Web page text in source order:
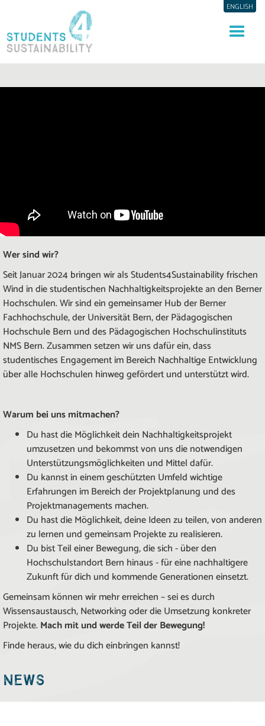
ENGLISH
Wer sind wir?
Seit Januar 2024 bringen wir als Students4Sustainability frischen
Wind in die studentischen Nachhaltigkeitsprojekte an den Berner
Hochschulen. Wir sind ein gemeinsamer Hub der Berner
Fachhochschule, der Universität Bern, der Pädagogischen
Hochschule Bern und des Pädagogischen Hochschulinstituts
NMS Bern. Zusammen setzen wir uns dafür ein, dass
studentisches Engagement im Bereich Nachhaltige Entwicklung
über alle Hochschulen hinweg gefördert und unterstützt wird.
Warum bei uns mitmachen?
Du hast die Möglichkeit dein Nachhaltigkeitsprojekt
umzusetzen und bekommst von uns die notwendigen
Unterstützungsmöglichkeiten und Mittel dafür.
Du kannst in einem geschützten Umfeld wichtige
Erfahrungen im Bereich der Projektplanung und des
Projektmanagements machen.
Du hast die Möglichkeit, deine Ideen zu teilen, von anderen
zu lernen und gemeinsam Projekte zu realisieren.
Du bist Teil einer Bewegung, die sich - über den
Hochschulstandort Bern hinaus - für eine nachhaltigere
Zukunft für dich und kommende Generationen einsetzt.
Gemeinsam können wir mehr erreichen – sei es durch
Wissensaustausch, Networking oder die Umsetzung konkreter
Projekte.Mach mit und werde Teil der Bewegung!
Finde heraus, wie du dich einbringen kannst!
News